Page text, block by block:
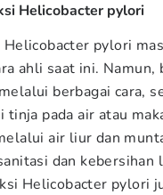
Helicobacter pylori
Helicobacter pylori
ahli saat ini. Namun,
berbagai cara,
tinja pada air atau
air liur dan
dan kebersihan
Helicobacter pylori